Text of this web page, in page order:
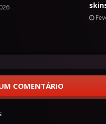
COMENTÁRIO